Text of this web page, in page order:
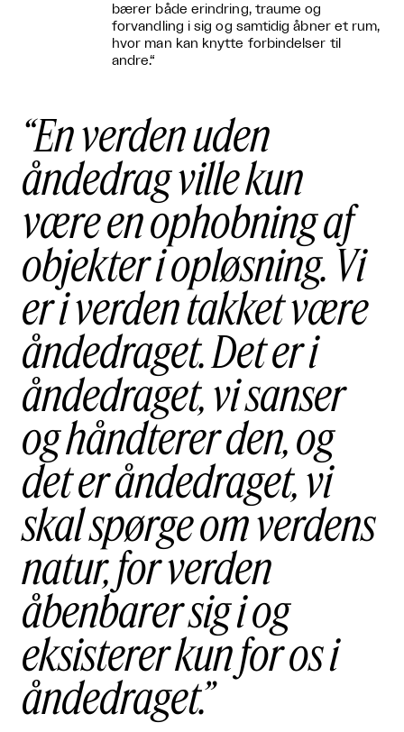
bærer både erindring, traume og
forvandling i sig og samtidig åbner et rum,
hvor man kan knytte forbindelser til
andre.“
En verden uden
åndedrag ville kun
være en ophobning af
objekter i opløsning. Vi
er i verden takket være
åndedraget. Det er i
åndedraget, vi sanser
og håndterer den, og
det er åndedraget, vi
skal spørge om verdens
natur, for verden
åbenbarer sig i og
eksisterer kun for os i
åndedraget.